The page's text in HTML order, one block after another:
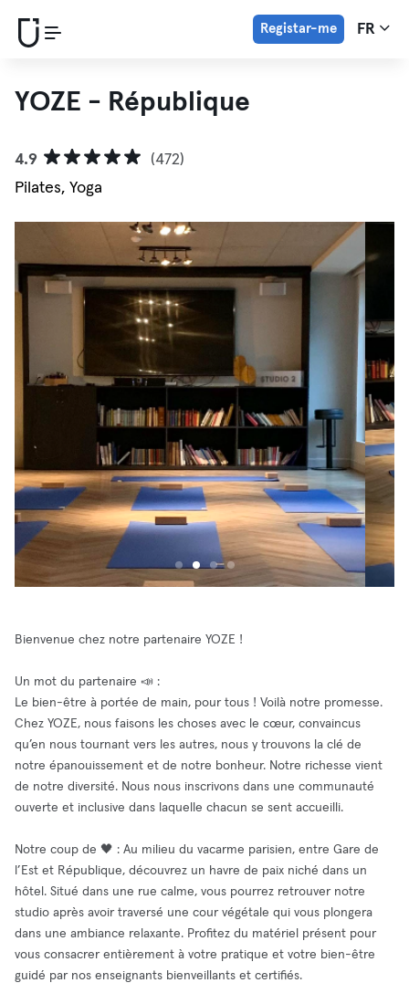
Registar-me FR
YOZE - République
4.9
(472)
Pilates, Yoga
Bienvenue chez notre partenaire YOZE !
Un mot du partenaire 📣 :
Le bien-être à portée de main, pour tous ! Voilà notre promesse.
Chez YOZE, nous faisons les choses avec le cœur, convaincus
qu’en nous tournant vers les autres, nous y trouvons la clé de
notre épanouissement et de notre bonheur. Notre richesse vient
de notre diversité. Nous nous inscrivons dans une communauté
ouverte et inclusive dans laquelle chacun se sent accueilli.
Notre coup de 🖤 : Au milieu du vacarme parisien, entre Gare de
l’Est et République, découvrez un havre de paix niché dans un
hôtel. Situé dans une rue calme, vous pourrez retrouver notre
studio après avoir traversé une cour végétale qui vous plongera
dans une ambiance relaxante. Profitez du matériel présent pour
vous consacrer entièrement à votre pratique et votre bien-être
guidé par nos enseignants bienveillants et certifiés.